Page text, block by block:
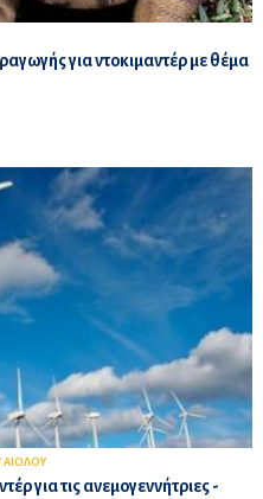
για ντοκιμαντέρ με θέμα
ΑΙΟΛΟΥ
για τις ανεμογεννήτριες -